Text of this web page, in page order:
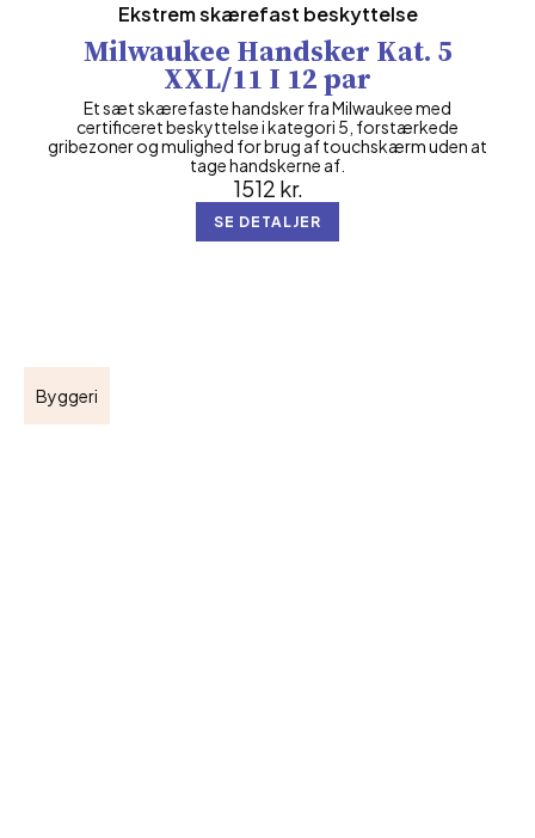
Ekstrem skærefast beskyttelse
Milwaukee Handsker Kat. 5
XXL/11 I 12 par
Et sæt skærefaste handsker fra Milwaukee med
certificeret beskyttelse i kategori 5, forstærkede
gribezoner og mulighed for brug af touchskærm uden at
tage handskerne af.
1512 kr.
SE DETALJER
Byggeri